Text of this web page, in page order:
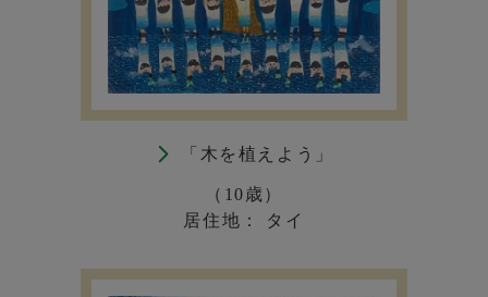
「木を植えよう」
（10歳）
居住地： タイ